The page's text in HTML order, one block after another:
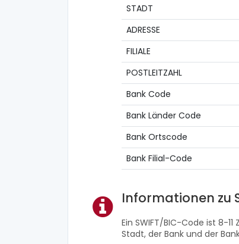
STADT
ADRESSE
FILIALE
POSTLEITZAHL
Bank Code
Bank Länder Code
Bank Ortscode
Bank Filial-Code
Informationen zu
Ein SWIFT/BIC-Code ist 8-
Stadt, der Bank und der